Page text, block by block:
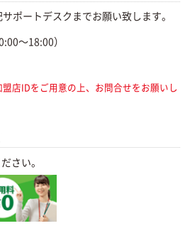
ポートデスクまでお願い致します。
〜18:00）
店IDをご用意の上、お問合せをお願いし
さい。